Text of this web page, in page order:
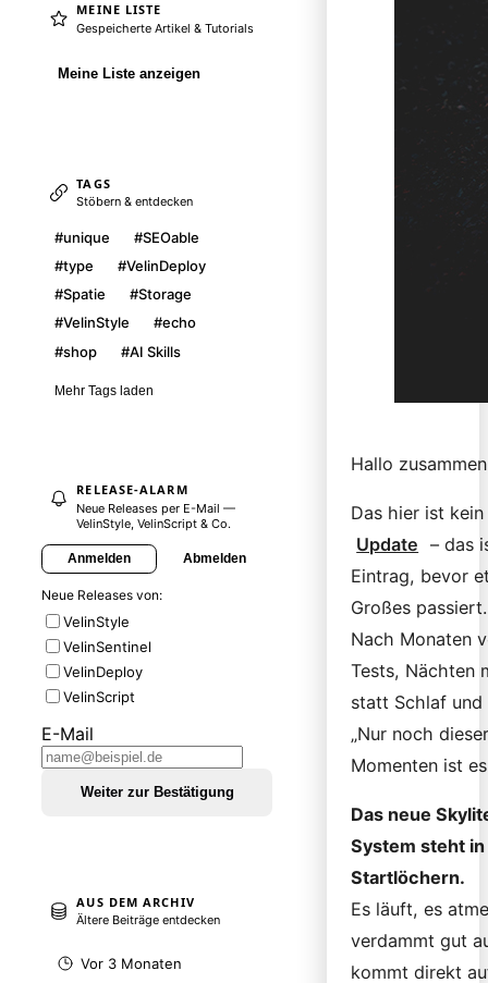
MEINE LISTE
Gespeicherte Artikel & Tutorials
Meine Liste anzeigen
TAGS
Stöbern & entdecken
#unique
#SEOable
#type
#VelinDeploy
#Spatie
#Storage
#VelinStyle
#echo
#shop
#AI Skills
Mehr Tags laden
RELEASE-ALARM
Neue Releases per E-Mail —
VelinStyle, VelinScript & Co.
Anmelden Abmelden
Neue Releases von:
VelinStyle
VelinSentinel
VelinDeploy
VelinScript
E-Mail
Weiter zur Bestätigung
AUS DEM ARCHIV
Ältere Beiträge entdecken
Vor 3 Monaten
Hallo
Das hier ist
Update – das
Eintrag, bevor
Großes passiert.
Nach Monaten
Tests, Nächten
statt Schlaf und
„Nur noch
Momenten ist
Das neue
System steht in
Startlöchern.
Es läuft, es
verdammt gut
kommt direkt